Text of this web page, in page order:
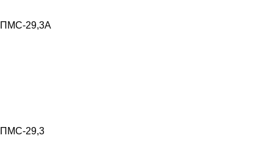
ПМС-29,3А
ПМС-29,3